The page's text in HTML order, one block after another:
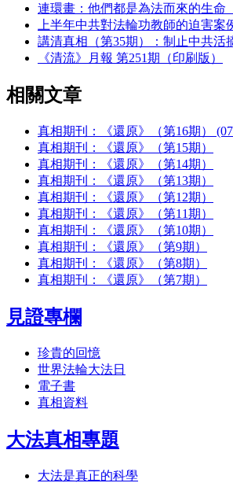
連環畫：他們都是為法而來的生命
上半年中共對法輪功教師的迫害案
講清真相（第35期）：制止中共活
《清流》月報 第251期（印刷版）
相關文章
真相期刊：《還原》（第16期）
真相期刊：《還原》（第15期）
真相期刊：《還原》（第14期）
真相期刊：《還原》（第13期）
真相期刊：《還原》（第12期）
真相期刊：《還原》（第11期）
真相期刊：《還原》（第10期）
真相期刊：《還原》（第9期）
真相期刊：《還原》（第8期）
真相期刊：《還原》（第7期）
見證專欄
珍貴的回憶
世界法輪大法日
電子書
真相資料
大法真相專題
大法是真正的科學